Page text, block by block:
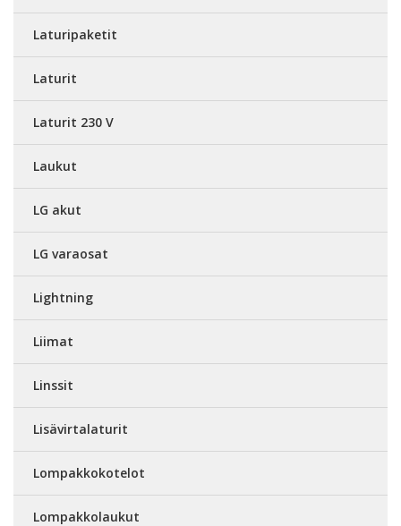
Laturipaketit
Laturit
Laturit 230 V
Laukut
LG akut
LG varaosat
Lightning
Liimat
Linssit
Lisävirtalaturit
Lompakkokotelot
Lompakkolaukut